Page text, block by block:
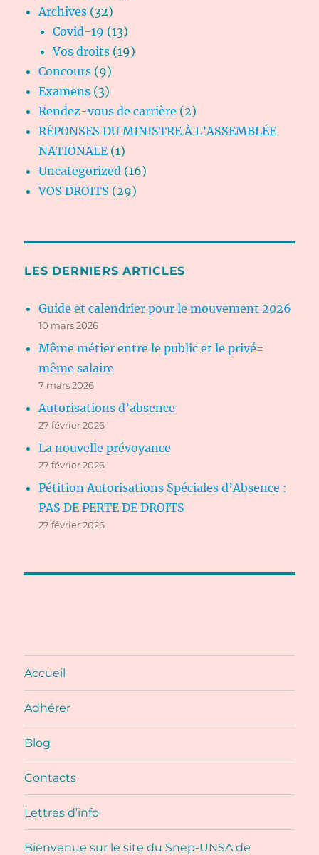
Archives (32)
Covid-19 (13)
Vos droits (19)
Concours (9)
Examens (3)
Rendez-vous de carrière (2)
RÉPONSES DU MINISTRE À L’ASSEMBLÉE
NATIONALE (1)
Uncategorized (16)
VOS DROITS (29)
LES DERNIERS ARTICLES
Guide et calendrier pour le mouvement 2026
10 mars 2026
Même métier entre le public et le privé=
même salaire
7 mars 2026
Autorisations d’absence
27 février 2026
La nouvelle prévoyance
27 février 2026
Pétition Autorisations Spéciales d’Absence :
PAS DE PERTE DE DROITS
27 février 2026
Accueil
Adhérer
Blog
Contacts
Lettres d’info
Bienvenue sur le site du Snep-UNSA de